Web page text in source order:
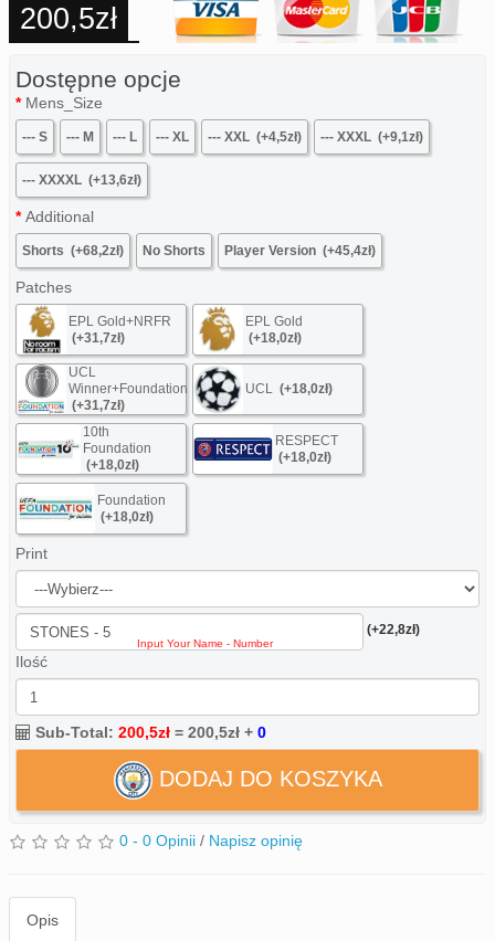
200,5zł
Dostępne opcje
Mens_Size
--- S --- M --- L --- XL --- XXL (+4,5zł) --- XXXL (+9,1zł)
--- XXXXL (+13,6zł)
Additional
Shorts (+68,2zł) No Shorts Player Version (+45,4zł)
Patches
EPL Gold+NRFR
(+31,7zł)
EPL Gold
(+18,0zł)
UCL
Winner+Foundation
(+31,7zł)
UCL (+18,0zł)
10th
Foundation
(+18,0zł)
RESPECT
(+18,0zł)
Foundation
(+18,0zł)
Print
(+22,8zł)
Ilość
Sub-Total: 200,5zł = 200,5zł + 0
DODAJ DO KOSZYKA
0 - 0 Opinii / Napisz opinię
Opis